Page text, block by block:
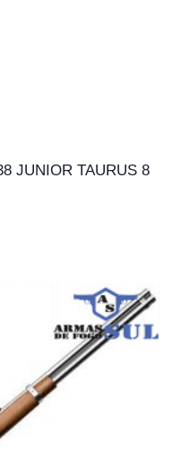
JUNIOR TAURUS 8